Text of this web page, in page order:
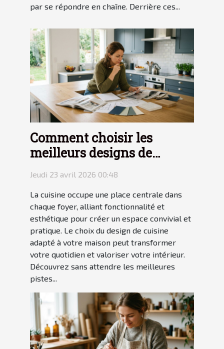
par se répondre en chaîne. Derrière ces...
Comment choisir les
meilleurs designs de
?
Jeudi 23 avril 2026 00:48
La cuisine occupe une place centrale dans
chaque foyer, alliant fonctionnalité et
esthétique pour créer un espace convivial et
pratique. Le choix du design de cuisine
adapté à votre maison peut transformer
votre quotidien et valoriser votre intérieur.
Découvrez sans attendre les meilleures
pistes...